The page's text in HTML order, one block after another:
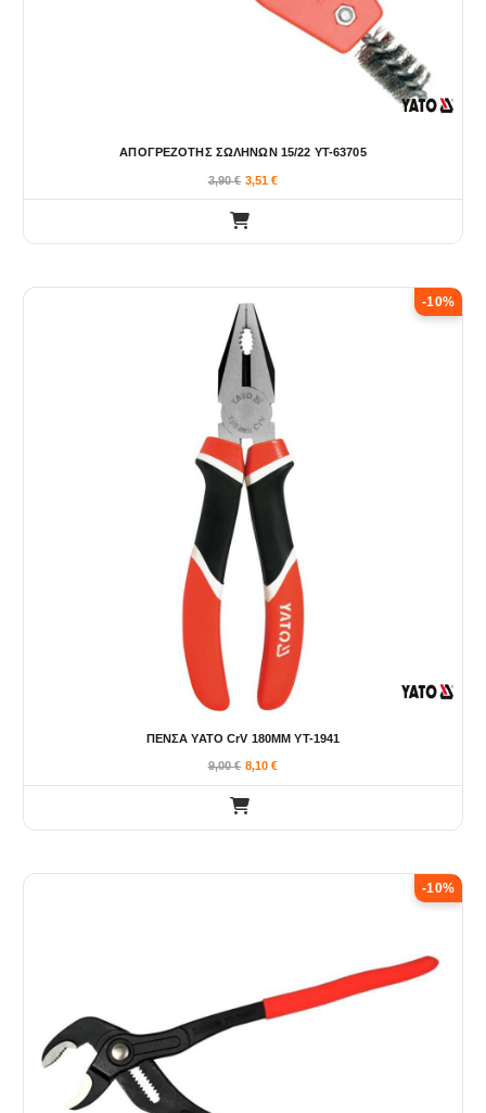
ΑΠΟΓΡΕΖΟΤΗΣ ΣΩΛΗΝΩΝ 15/22 YT-63705
3,90€ 3,51€
-10%
ΠΕΝΣΑ YATO CrV 180MM YT-1941
9,00€ 8,10€
-10%